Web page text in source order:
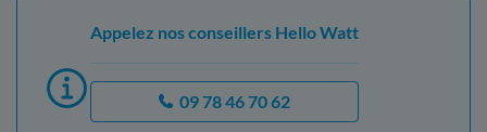
Appelez nos conseillers Hello Watt
09 78 46 70 62